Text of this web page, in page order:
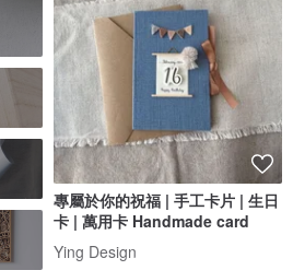
專屬於你的祝福 | 手工卡片 | 生日
卡 | 萬用卡 Handmade card
Ying Design